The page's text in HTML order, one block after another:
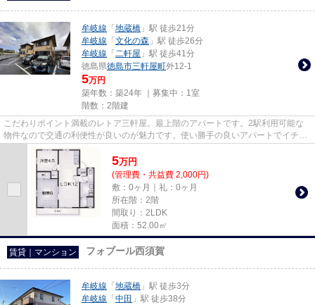
牟岐線 「 地蔵橋 」駅 徒歩21分
牟岐線 「 文化の森 」駅 徒歩26分
牟岐線 「 二軒屋 」駅 徒歩41分
徳島県徳島市三軒屋町外12-1
5万円
築年数：築24年 ｜募集中： 1室
階数：2階建
こだわりポイント満載のレトア三軒屋。最上階のアパートです。2駅利用可能な
物件なので交通の利便性が良いのが魅力です。使い勝手の良いアパートでイチオ
シの物件です。New Storiesに...
5万円
(管理費・共益費 2,000円)
敷：0ヶ月｜礼：0ヶ月
所在階：2階
間取り：2LDK
面積：52.00㎡
賃貸｜マンション フォブール西須賀
牟岐線 「 地蔵橋 」駅 徒歩3分
牟岐線 「 中田 」駅 徒歩38分